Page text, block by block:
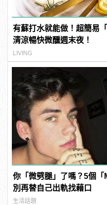
有蘇打水就能做！超簡易
清涼暢快微醺週末夜！
LIVING
你「微劈腿」了嗎？5個
別再替自己出軌找藉口
生活話題